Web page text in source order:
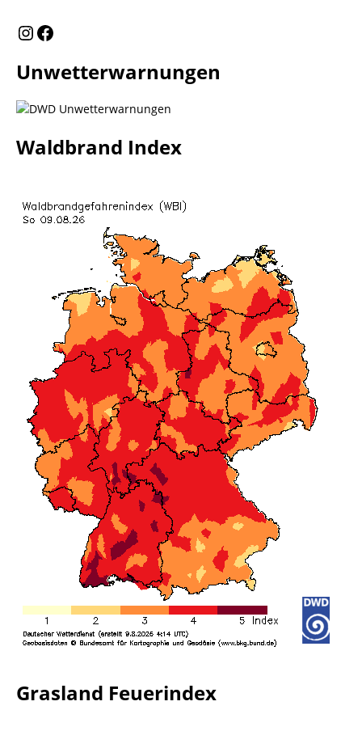
Unwetterwarnungen
Waldbrand Index
Grasland Feuerindex